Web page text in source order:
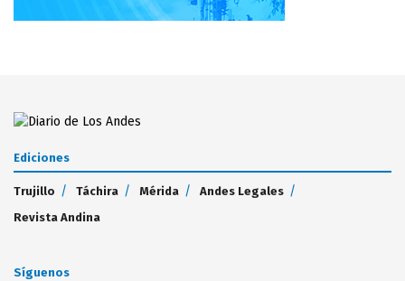
Ediciones
Trujillo Táchira Mérida
Andes Legales
Revista Andina
Síguenos